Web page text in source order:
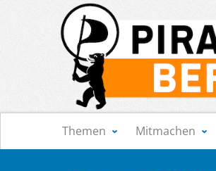
Navigation
Themen Mitmachen